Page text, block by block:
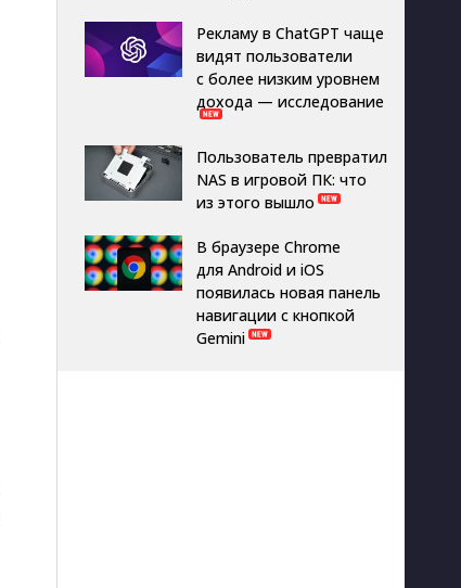
Рекламу в ChatGPT чаще
видят пользователи
с более низким уровнем
дохода — исследование
Пользователь превратил
NAS в игровой ПК: что
из этого вышло
В браузере Chrome
для Android и iOS
появилась новая панель
навигации с кнопкой
Gemini